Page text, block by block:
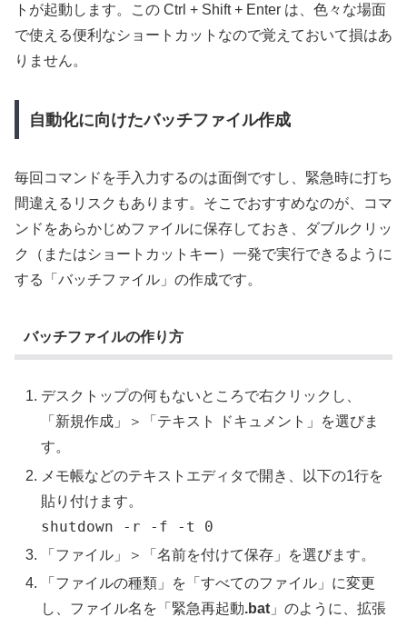
トが起動します。この Ctrl + Shift + Enter は、色々な場面
で使える便利なショートカットなので覚えておいて損はあ
りません。
自動化に向けたバッチファイル作成
毎回コマンドを手入力するのは面倒ですし、緊急時に打ち
間違えるリスクもあります。そこでおすすめなのが、コマ
ンドをあらかじめファイルに保存しておき、ダブルクリッ
ク（またはショートカットキー）一発で実行できるように
する「バッチファイル」の作成です。
バッチファイルの作り方
デスクトップの何もないところで右クリックし、
「新規作成」＞「テキスト ドキュメント」を選びま
す。
メモ帳などのテキストエディタで開き、以下の1行を
貼り付けます。
shutdown -r -f -t 0
「ファイル」＞「名前を付けて保存」を選びます。
「ファイルの種類」を「すべてのファイル」に変更
し、ファイル名を「緊急再起動.bat 」のように、拡張